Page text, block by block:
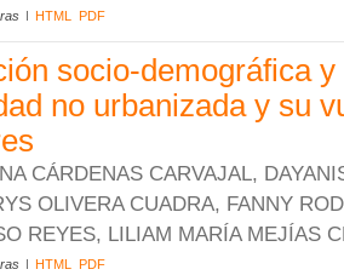
HTML PDF
socio-demográfica
no urbanizada y su
CÁRDENAS CARVAJAL,
OLIVERA CUADRA, FANNY
REYES, LILIAM MARÍA MEJÍAS
HTML PDF